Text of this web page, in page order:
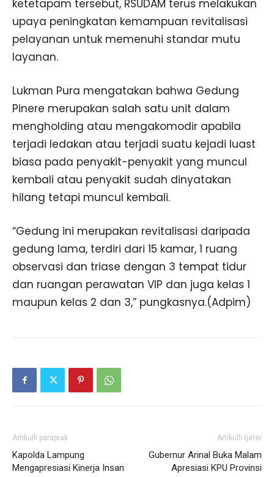
ketetapam tersebut, RSUDAM terus melakukan
upaya peningkatan kemampuan revitalisasi
pelayanan untuk memenuhi standar mutu
layanan.
Lukman Pura mengatakan bahwa Gedung
Pinere merupakan salah satu unit dalam
mengholding atau mengakomodir apabila
terjadi ledakan atau terjadi suatu kejadi luast
biasa pada penyakit-penyakit yang muncul
kembali atau penyakit sudah dinyatakan
hilang tetapi muncul kembali.
“Gedung ini merupakan revitalisasi daripada
gedung lama, terdiri dari 15 kamar, 1 ruang
observasi dan triase dengan 3 tempat tidur
dan ruangan perawatan VIP dan juga kelas 1
maupun kelas 2 dan 3,” pungkasnya.(Adpim)
Artikulli paraprak
Kapolda Lampung
Mengapresiasi Kinerja Insan
Artikulli tjetër
Gubernur Arinal Buka Malam
Apresiasi KPU Provinsi